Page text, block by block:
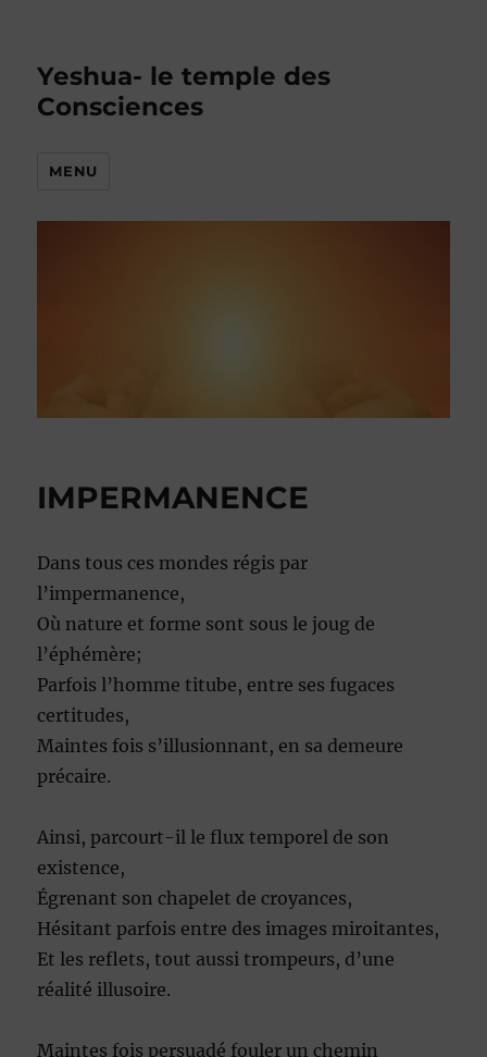
Yeshua- le temple des
Consciences
MENU
IMPERMANENCE
Dans tous ces mondes régis par
l’impermanence,
Où nature et forme sont sous le joug de
l’éphémère;
Parfois l’homme titube, entre ses fugaces
certitudes,
Maintes fois s’illusionnant, en sa demeure
précaire.
Ainsi, parcourt-il le flux temporel de son
existence,
Égrenant son chapelet de croyances,
Hésitant parfois entre des images miroitantes,
Et les reflets, tout aussi trompeurs, d’une
réalité illusoire.
Maintes fois persuadé fouler un chemin